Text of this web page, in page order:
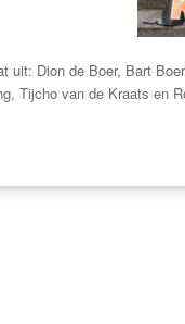
uit: Dion de Boer, Bart
Tijcho van de Kraats en